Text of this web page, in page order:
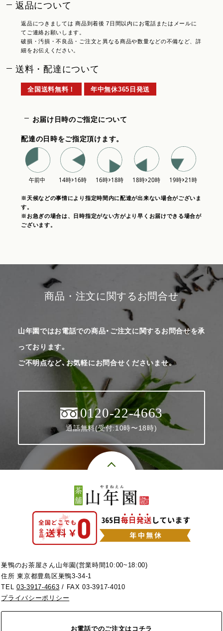
返品について
返品につきましては 商品到着後 7日間以内にお電話またはメールに
てご連絡お願いします。
破損・汚損・不良品・ご注文と異なる商品や数量などの不備など、詳
細をお伝えください。
送料・配達について
全国送料無料！ 年中無休365日発送
お届け日時のご指定について
配達の日時をご指定頂けます。
※天候などの事情により指定時間内に配達が出来ない場合がございま
す。
※お急ぎの場合は、日時指定がない方がより早くお届けできる場合が
ございます。
商品・注文に関するお問合せ
山年園ではお電話での商品・ご注文に関するお問合せを承
っております。
ご不明点など、お気軽にお問合せくださいませ。
0120-22-4663
通話無料(受付:10時〜18時)
巣鴨のお茶屋さん山年園(営業時間10:00~18:00)
住所 東京都豊島区巣鴨3-34-1
TEL03-3917-4663 / FAX 03-3917-4010
プライバシーポリシー
お電話でのご注文はコチラ